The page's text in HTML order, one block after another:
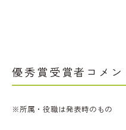
優秀賞受賞者コメン
※所属・役職は発表時のもの